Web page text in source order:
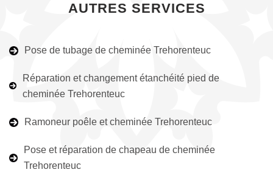
AUTRES SERVICES
Pose de tubage de cheminée Trehorenteuc
Réparation et changement étanchéité pied de
cheminée Trehorenteuc
Ramoneur poêle et cheminée Trehorenteuc
Pose et réparation de chapeau de cheminée
Trehorenteuc